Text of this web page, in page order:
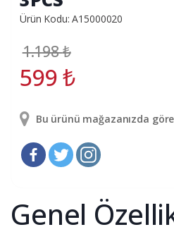
Ürün Kodu: A15000020
1.198₺
599₺
Bu ürünü mağazanızda
Genel